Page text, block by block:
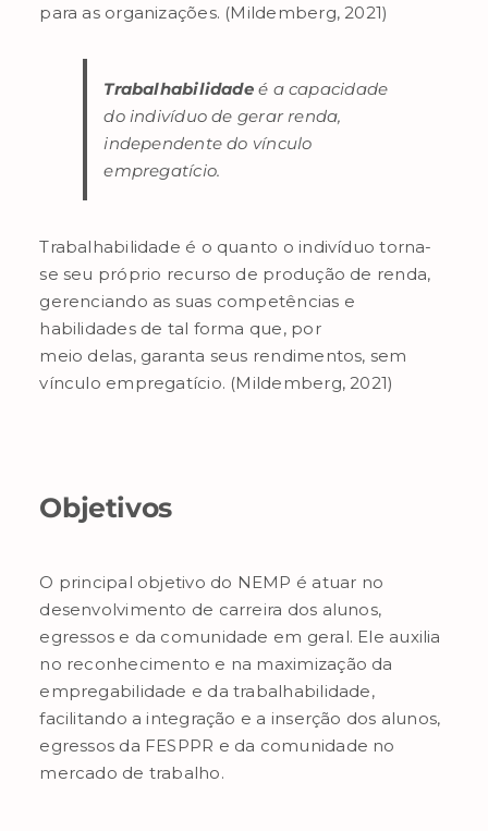
para as organizações. (Mildemberg, 2021)
Trabalhabilidadeé a capacidade
do indivíduo de gerar renda,
independente do vínculo
empregatício.
Trabalhabilidade é o quanto o indivíduo torna-
se seu próprio recurso de produção de renda,
gerenciando as suas competências e
habilidades de tal forma que, por
meio delas, garanta seus rendimentos, sem
vínculo empregatício. (Mildemberg, 2021)
Objetivos
O principal objetivo do NEMP é atuar no
desenvolvimento de carreira dos alunos,
egressos e da comunidade em geral. Ele auxilia
no reconhecimento e na maximização da
empregabilidade e da trabalhabilidade,
facilitando a integração e a inserção dos alunos,
egressos da FESPPR e da comunidade no
mercado de trabalho.